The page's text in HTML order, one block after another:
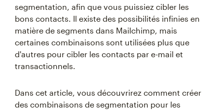
segmentation, afin que vous puissiez cibler les
bons contacts. Il existe des possibilités infinies en
matière de segments dans Mailchimp, mais
certaines combinaisons sont utilisées plus que
d'autres pour cibler les contacts par e-mail et
transactionnels.
Dans cet article, vous découvrirez comment créer
des combinaisons de segmentation pour les